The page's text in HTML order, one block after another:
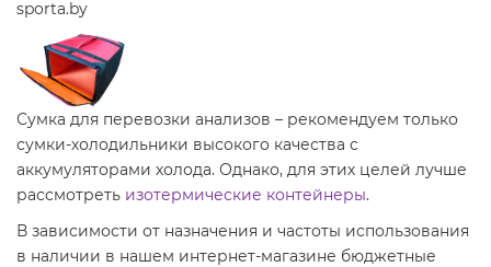
sporta.by
Сумка для перевозки анализов – рекомендуем только
сумки-холодильники высокого качества с
аккумуляторами холода. Однако, для этих целей лучше
рассмотреть изотермические контейнеры.
В зависимости от назначения и частоты использования
в наличии в нашем интернет-магазине бюджетные